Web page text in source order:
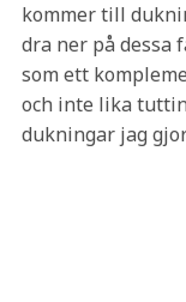
kommer till
dra ner på dessa
som ett
och inte lika
dukningar jag